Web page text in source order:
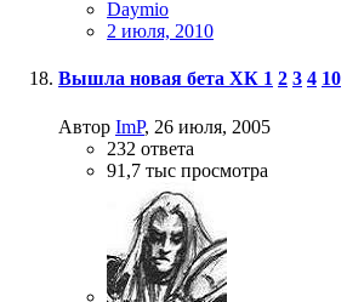
Daymio
2 июля, 2010
Вышла новая бета ХК 1 2 3 4 10
Автор ImP, 26 июля, 2005
232 ответа
91,7 тыс просмотра